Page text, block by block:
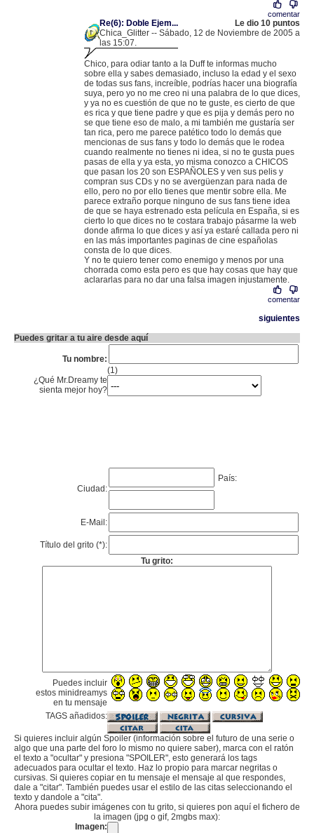
comentar
Re(6): Doble Ejem...
Le dio 10 puntos
Chica_Glitter -- Sábado, 12 de Noviembre de 2005 a
las 15:07.
Chico, para odiar tanto a la Duff te informas mucho
sobre ella y sabes demasiado, incluso la edad y el sexo
de todas sus fans, increíble, podrías hacer una biografía
suya, pero yo no me creo ni una palabra de lo que dices,
y ya no es cuestión de que no te guste, es cierto de que
es rica y que tiene padre y que es pija y demás pero no
se que tiene eso de malo, a mi también me gustaría ser
tan rica, pero me parece patético todo lo demás que
mencionas de sus fans y todo lo demás que le rodea
cuando realmente no tienes ni idea, si no te gusta pues
pasas de ella y ya esta, yo misma conozco a CHICOS
que pasan los 20 son ESPAÑOLES y ven sus pelis y
compran sus CDs y no se avergüenzan para nada de
ello, pero no por ello tienes que mentir sobre ella. Me
parece extraño porque ninguno de sus fans tiene idea
de que se haya estrenado esta película en España, si es
cierto lo que dices no te costara trabajo pásarme la web
donde afirma lo que dices y así ya estaré callada pero ni
en las más importantes paginas de cine españolas
consta de lo que dices.
Y no te quiero tener como enemigo y menos por una
chorrada como esta pero es que hay cosas que hay que
aclararlas para no dar una falsa imagen injustamente.
comentar
siguientes
Puedes gritar a tu aire desde aquí
Tu nombre:
(1)
¿Qué Mr.Dreamy te
sienta mejor hoy?
Ciudad:
País:
E-Mail:
Título del grito (*):
Tu grito:
Puedes incluir
estos minidreamys
en tu mensaje
TAGS añadidos:
Si quieres incluir algún Spoiler (información sobre el futuro de una serie o
algo que una parte del foro lo mismo no quiere saber), marca con el ratón
el texto a "ocultar" y presiona "SPOILER", esto generará los tags
adecuados para ocultar el texto. Haz lo propio para marcar negritas o
cursivas. Si quieres copiar en tu mensaje el mensaje al que respondes,
dale a "citar". También puedes usar el estilo de las citas seleccionando el
texto y dandole a "cita".
Ahora puedes subir imágenes con tu grito, si quieres pon aquí el fichero de
la imagen (jpg o gif, 2mgbs max):
Imagen: